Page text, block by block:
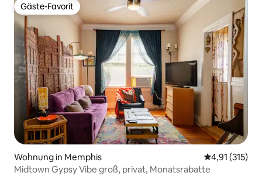
Gäste-Favorit
Gäste-Favorit
Wohnung in Memphis
4,91 (315)
Midtown Gypsy Vibe groß, privat, Monatsrabatte